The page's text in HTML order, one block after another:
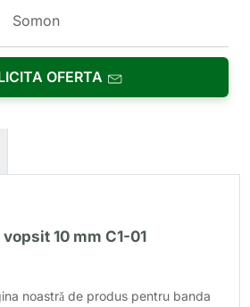
Somon
OFERTA
10 mm C1-01
noastră de produs pentru banda